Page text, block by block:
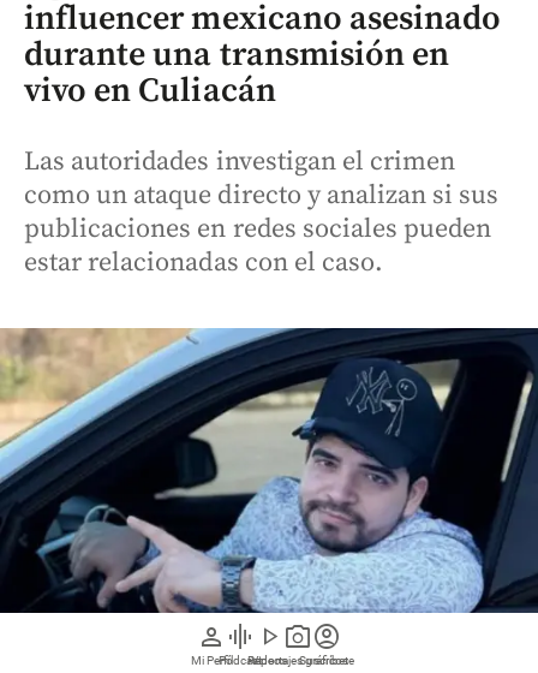
person
Mi Perfil
graphic_eq
Pódcast
play_arrow
Videos
photo_camera
Reportajes gráficos
account_circle
Suscríbete
influencer mexicano asesinado
durante una transmisión en
vivo en Culiacán
Las autoridades investigan el crimen
como un ataque directo y analizan si sus
publicaciones en redes sociales pueden
estar relacionadas con el caso.